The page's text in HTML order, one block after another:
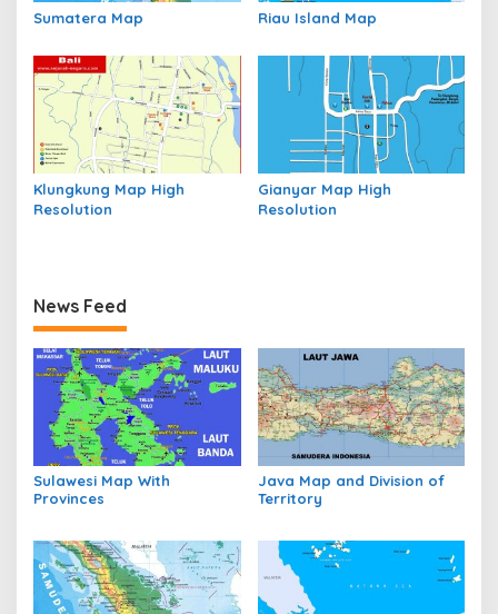
Sumatera Map Riau Island Map
Klungkung Map High
Resolution
Gianyar Map High
Resolution
News Feed
Sulawesi Map With
Provinces
Java Map and Division of
Territory